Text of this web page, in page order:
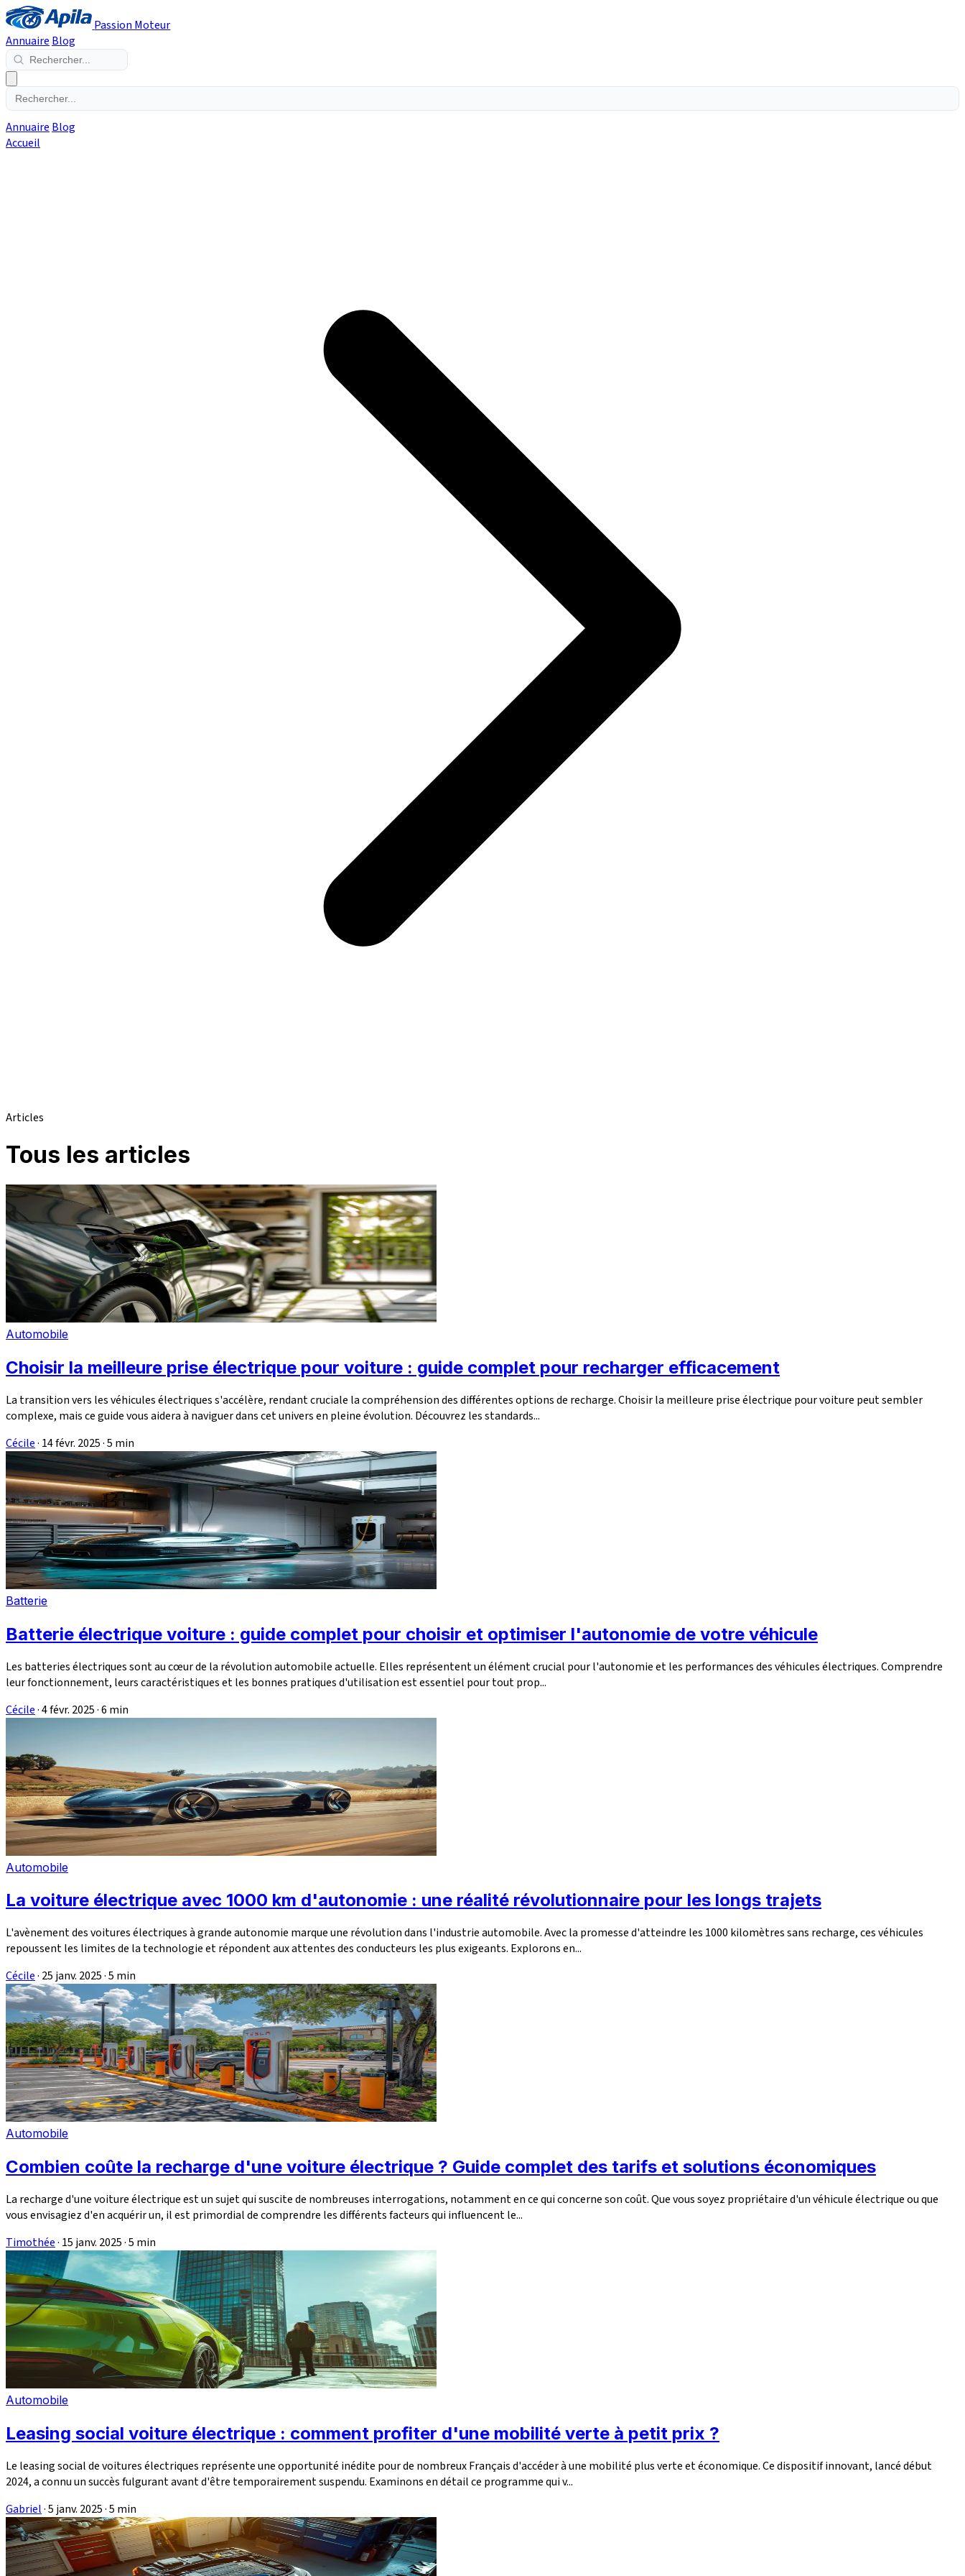
Passion Moteur
Annuaire Blog
Annuaire Blog
Accueil
Articles
Tous les articles
Automobile
Choisir la meilleure prise électrique pour voiture : guide complet pour recharger efficacement
La transition vers les véhicules électriques s'accélère, rendant cruciale la compréhension des différentes options de recharge. Choisir la meilleure prise électrique pour voiture peut sembler
complexe, mais ce guide vous aidera à naviguer dans cet univers en pleine évolution. Découvrez les standards...
Cécile· 14 févr. 2025·5 min
Batterie
Batterie électrique voiture : guide complet pour choisir et optimiser l'autonomie de votre véhicule
Les batteries électriques sont au cœur de la révolution automobile actuelle. Elles représentent un élément crucial pour l'autonomie et les performances des véhicules électriques. Comprendre
leur fonctionnement, leurs caractéristiques et les bonnes pratiques d'utilisation est essentiel pour tout prop...
Cécile·4 févr. 2025·6 min
Automobile
La voiture électrique avec 1000 km d'autonomie : une réalité révolutionnaire pour les longs trajets
L'avènement des voitures électriques à grande autonomie marque une révolution dans l'industrie automobile. Avec la promesse d'atteindre les 1000 kilomètres sans recharge, ces véhicules
repoussent les limites de la technologie et répondent aux attentes des conducteurs les plus exigeants. Explorons en...
Cécile· 25 janv. 2025·5 min
Automobile
Combien coûte la recharge d'une voiture électrique ? Guide complet des tarifs et solutions économiques
La recharge d'une voiture électrique est un sujet qui suscite de nombreuses interrogations, notamment en ce qui concerne son coût. Que vous soyez propriétaire d'un véhicule électrique ou que
vous envisagiez d'en acquérir un, il est primordial de comprendre les différents facteurs qui influencent le...
Timothée· 15 janv. 2025·5 min
Automobile
Leasing social voiture électrique : comment profiter d'une mobilité verte à petit prix ?
Le leasing social de voitures électriques représente une opportunité inédite pour de nombreux Français d'accéder à une mobilité plus verte et économique. Ce dispositif innovant, lancé début
2024, a connu un succès fulgurant avant d'être temporairement suspendu. Examinons en détail ce programme qui v...
Gabriel·5 janv. 2025·5 min